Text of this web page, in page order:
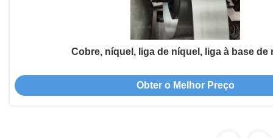
Cobre, níquel, liga de níquel, liga à base de
Obter o Melhor Preço